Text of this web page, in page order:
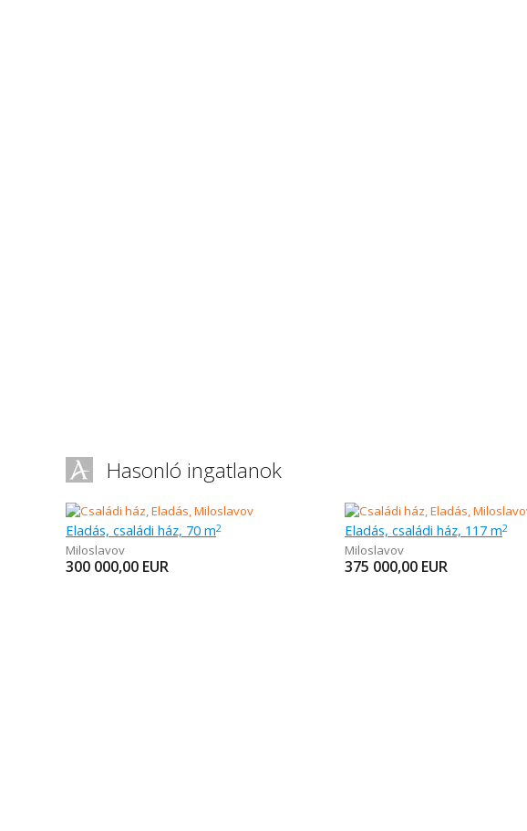
Hasonló ingatlanok
Eladás, családi ház, 70 m2
Miloslavov
300 000,00 EUR
Eladás, családi ház, 117 m2
Miloslavov
375 000,00 EUR